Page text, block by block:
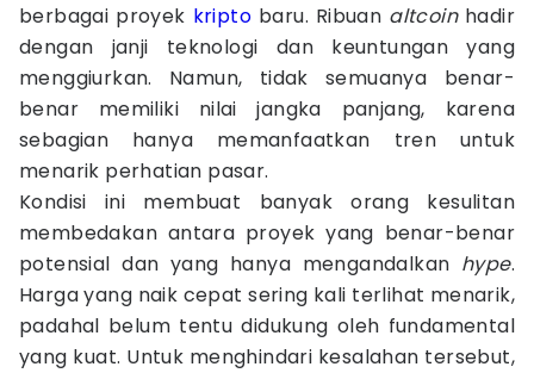
berbagai proyek kriptobaru. Ribuan altcoin hadir
dengan janji teknologi dan keuntungan yang
menggiurkan. Namun, tidak semuanya benar-
benar memiliki nilai jangka panjang, karena
sebagian hanya memanfaatkan tren untuk
menarik perhatian pasar.
Kondisi ini membuat banyak orang kesulitan
membedakan antara proyek yang benar-benar
potensial dan yang hanya mengandalkan hype.
Harga yang naik cepat sering kali terlihat menarik,
padahal belum tentu didukung oleh fundamental
yang kuat. Untuk menghindari kesalahan tersebut,